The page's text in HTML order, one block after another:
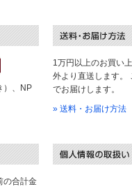
）、NP
1万円以上のお買い
外より直送します。
でお届けします。
» 送料・お届け方法
の合計金